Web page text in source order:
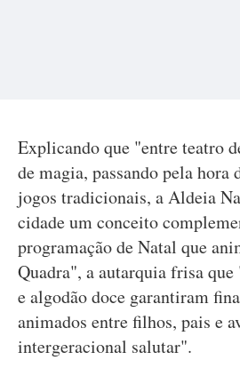
Explicando que "entre teatro
de magia, passando pela hora
jogos tradicionais, a Aldeia
cidade um conceito
programação de Natal que
Quadra", a autarquia frisa
e algodão doce garantiram
animados entre filhos, pais e
intergeracional salutar".